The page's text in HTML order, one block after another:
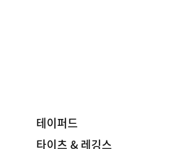
테이퍼드
타이츠 & 레깅스